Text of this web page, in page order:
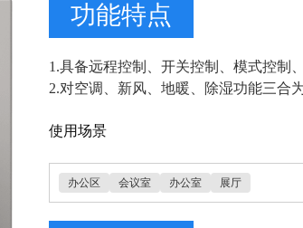
功能特点
1.具备远程控制、开关控制、模式控制
2.对空调、新风、地暖、除湿功能三合
使用场景
办公区 会议室 办公室 展厅